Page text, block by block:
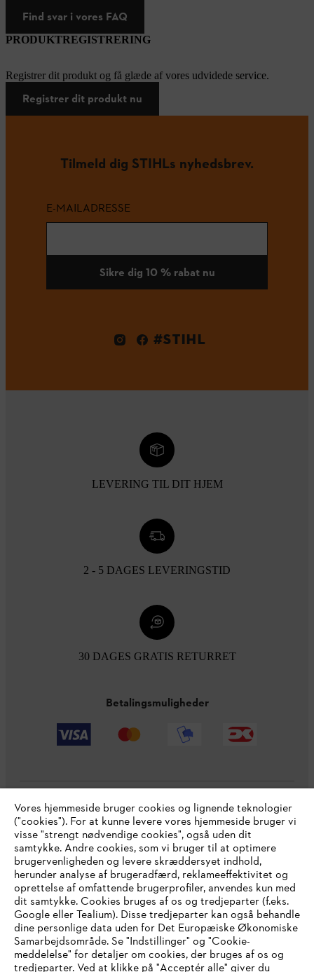
Find svar i vores FAQ
PRODUKTREGISTRERING
Registrer dit produkt og få glæde af vores udvidede service.
Registrer dit produkt nu
Tilmeld dig STIHLs nyhedsbrev.
E-MAILADRESSE
Sikre dig 10 % rabat nu
#STIHL
LEVERING TIL DIT HJEM
2 - 5 DAGES LEVERINGSTID
30 DAGES GRATIS RETURRET
Betalingsmuligheder
Virksomheden
STIHL FAQ
Service
IHR BROWSER WIRD NICHT
Vores hjemmeside bruger cookies og lignende teknologier
("cookies"). For at kunne levere vores hjemmeside bruger vi
visse "strengt nødvendige cookies", også uden dit
samtykke. Andre cookies, som vi bruger til at optimere
brugervenligheden og levere skræddersyet indhold,
herunder analyse af brugeradfærd, reklameeffektivitet og
oprettelse af omfattende brugerprofiler, anvendes kun med
dit samtykke. Cookies bruges af os og tredjeparter (f.eks.
Google eller Tealium). Disse tredjeparter kan også behandle
dine personlige data uden for Det Europæiske Økonomiske
Samarbejdsområde. Se "Indstillinger" og "Cookie-
meddelelse" for detaljer om cookies, der bruges af os og
tredjeparter. Ved at klikke på "Acceptér alle" giver du